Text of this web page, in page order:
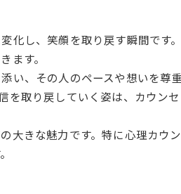
化し、笑顔を取り戻す瞬間です
ます。
い、その人のペースや想いを尊
を取り戻していく姿は、カウン
大きな魅力です。特に心理カウ